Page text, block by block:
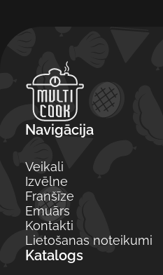
Navigācija
Veikali
Izvēlne
Franšīze
Emuārs
Kontakti
Lietošanas noteikumi
Katalogs